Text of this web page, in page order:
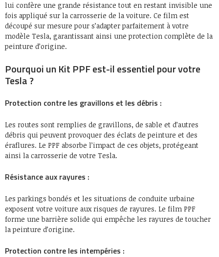
lui confère une grande résistance tout en restant invisible une
fois appliqué sur la carrosserie de la voiture. Ce film est
découpé sur mesure pour s’adapter parfaitement à votre
modèle Tesla, garantissant ainsi une protection complète de la
peinture d’origine.
Pourquoi un Kit PPF est-il essentiel pour votre
Tesla ?
Protection contre les gravillons et les débris :
Les routes sont remplies de gravillons, de sable et d’autres
débris qui peuvent provoquer des éclats de peinture et des
éraflures. Le PPF absorbe l’impact de ces objets, protégeant
ainsi la carrosserie de votre Tesla.
Résistance aux rayures :
Les parkings bondés et les situations de conduite urbaine
exposent votre voiture aux risques de rayures. Le film PPF
forme une barrière solide qui empêche les rayures de toucher
la peinture d’origine.
Protection contre les intempéries :